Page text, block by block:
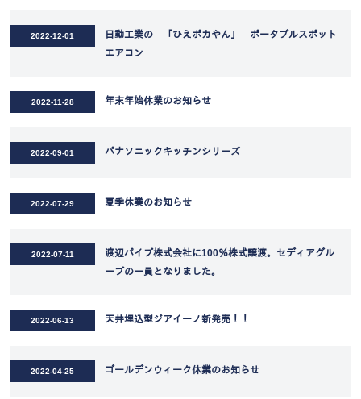
2022-12-01
日動工業の 「ひえポカやん」 ポータブルスポット
エアコン
2022-11-28 年末年始休業のお知らせ
2022-09-01 パナソニックキッチンシリーズ
2022-07-29 夏季休業のお知らせ
2022-07-11
渡辺パイプ株式会社に100％株式譲渡。セディアグル
ープの一員となりました。
2022-06-13 天井埋込型ジアイーノ新発売！！
2022-04-25 ゴールデンウィーク休業のお知らせ